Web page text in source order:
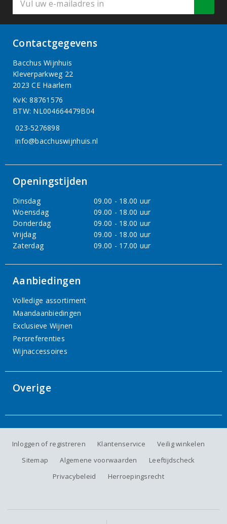
Contactgegevens
Bacchus Wijnhuis
Kleverparkweg 22
2023 CE Haarlem
KvK: 88761576
BTW: NL004664479B04
023-5276898
info@bacchuswijnhuis.nl
Openingstijden
Dinsdag
09.00 - 18.00 uur
Woensdag
09.00 - 18.00 uur
Donderdag
09.00 - 18.00 uur
Vrijdag
09.00 - 18.00 uur
Zaterdag
09.00 - 17.00 uur
Aanbiedingen
Volledige assortiment
Maandaanbiedingen
Exclusieve Wijnen
Persreferenties
Wijnaccessoires
Overige
Inloggen of registreren Klantenservice
Veilig winkelen
Sitemap
Algemene voorwaarden
Leeftijdscheck
Privacybeleid
Herroepingsrecht